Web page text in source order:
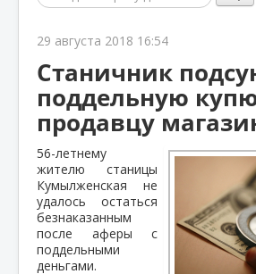
29 августа 2018 16:54
Станичник
поддельную
продавцу
56-летнему
жителю станицы
Кумылженская не
удалось остаться
безнаказанным
после аферы с
поддельными
деньгами.